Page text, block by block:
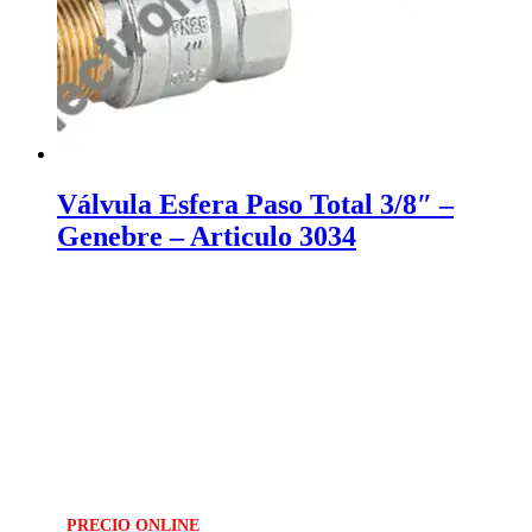
Válvula Esfera Paso Total 3/8″ –
Genebre – Articulo 3034
PRECIO ONLINE